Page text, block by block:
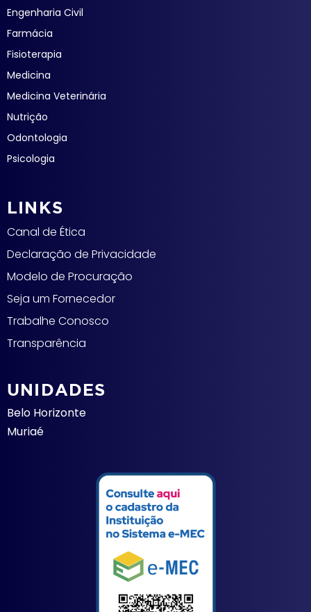
Engenharia Civil
Farmácia
Fisioterapia
Medicina
Medicina Veterinária
Nutrição
Odontologia
Psicologia
LINKS
Canal de Ética
Declaração de Privacidade
Modelo de Procuração
Seja um Fornecedor
Trabalhe Conosco
Transparência
UNIDADES
Belo Horizonte
Muriaé